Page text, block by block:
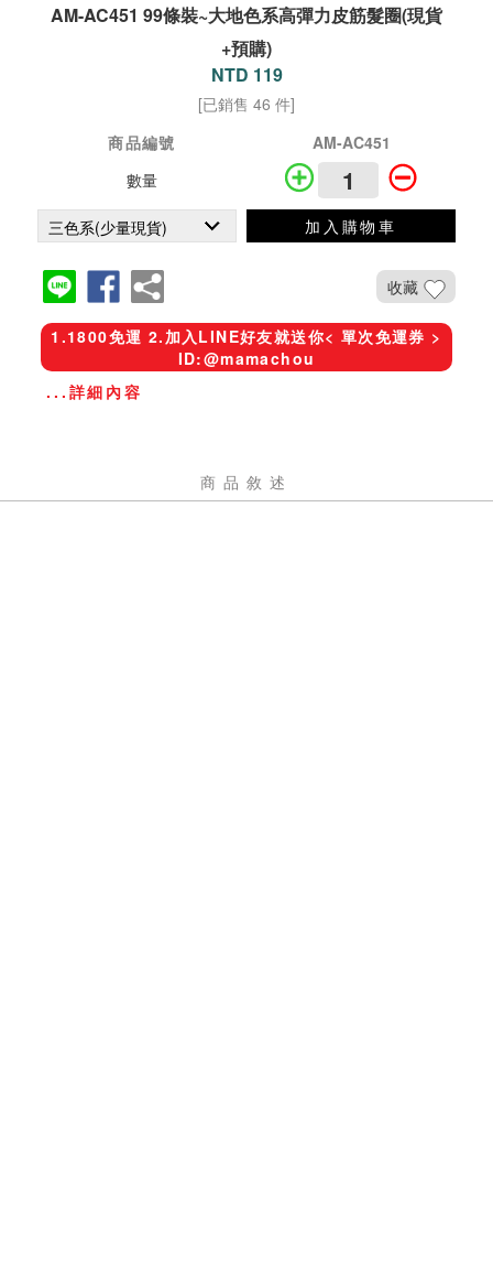
AM-AC451 99條裝~大地色系高彈力皮筋髮圈(現貨
+預購)
NTD 119
[已銷售 46 件]
商品編號
AM-AC451
數量
加入購物車
收藏
1.1800免運 2.加入LINE好友就送你< 單次免運券 >
ID:@mamachou
...詳細內容
商品敘述